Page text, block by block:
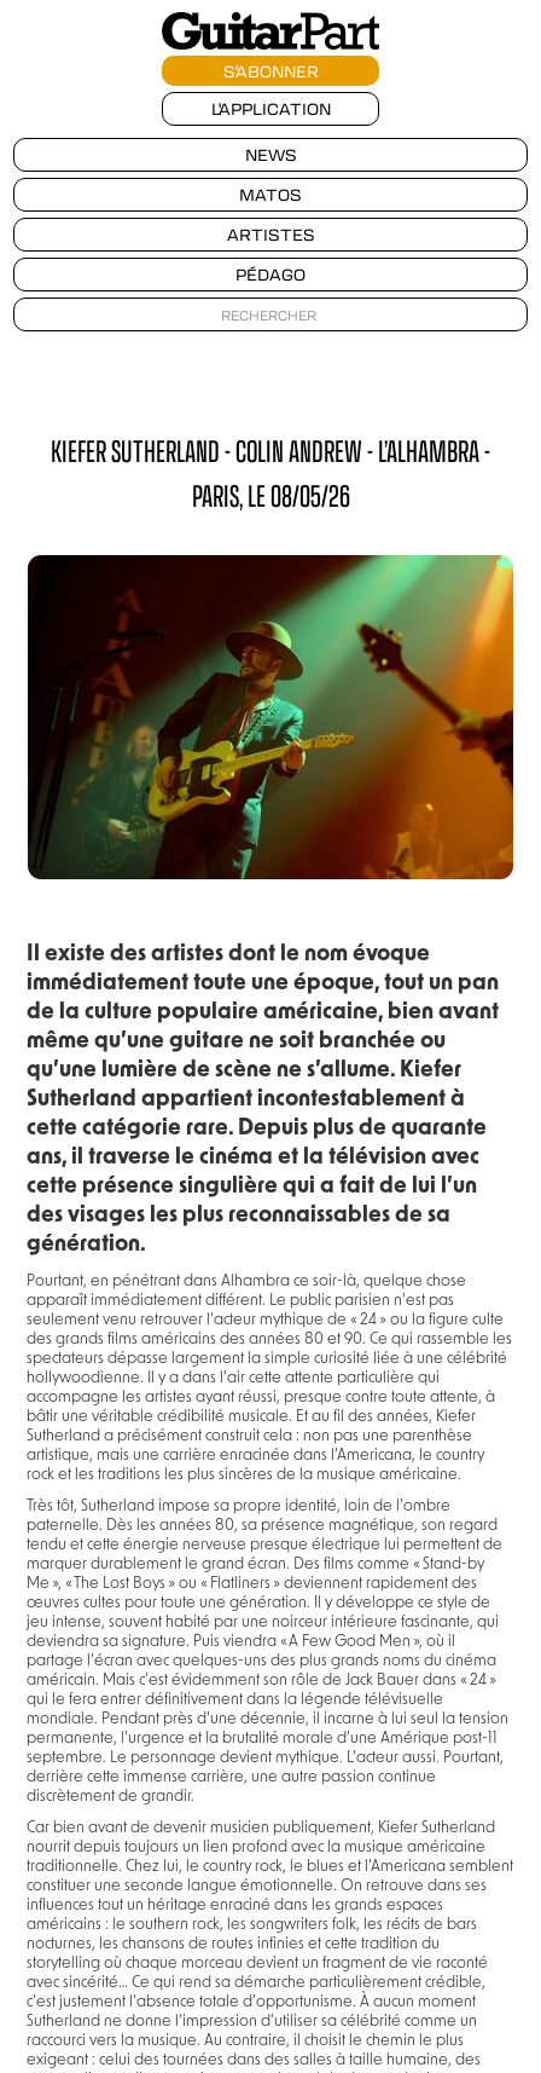
S'ABONNER
L'APPLICATION
NEWS
MATOS
ARTISTES
PÉDAGO
KIEFER SUTHERLAND - COLIN ANDREW - L’ALHAMBRA -
PARIS, LE 08/05/26
Il existe des artistes dont le nom évoque
immédiatement toute une époque, tout un pan
de la culture populaire américaine, bien avant
même qu’une guitare ne soit branchée ou
qu’une lumière de scène ne s’allume. Kiefer
Sutherland appartient incontestablement à
cette catégorie rare. Depuis plus de quarante
ans, il traverse le cinéma et la télévision avec
cette présence singulière qui a fait de lui l’un
des visages les plus reconnaissables de sa
génération.
Pourtant, en pénétrant dans Alhambra ce soir-là, quelque chose
apparaît immédiatement différent. Le public parisien n’est pas
seulement venu retrouver l’acteur mythique de « 24 » ou la figure culte
des grands films américains des années 80 et 90. Ce qui rassemble les
spectateurs dépasse largement la simple curiosité liée à une célébrité
hollywoodienne. Il y a dans l’air cette attente particulière qui
accompagne les artistes ayant réussi, presque contre toute attente, à
bâtir une véritable crédibilité musicale. Et au fil des années, Kiefer
Sutherland a précisément construit cela : non pas une parenthèse
artistique, mais une carrière enracinée dans l’Americana, le country
rock et les traditions les plus sincères de la musique américaine.
Très tôt, Sutherland impose sa propre identité, loin de l’ombre
paternelle. Dès les années 80, sa présence magnétique, son regard
tendu et cette énergie nerveuse presque électrique lui permettent de
marquer durablement le grand écran. Des films comme « Stand-by
Me », « The Lost Boys » ou « Flatliners » deviennent rapidement des
œuvres cultes pour toute une génération. Il y développe ce style de
jeu intense, souvent habité par une noirceur intérieure fascinante, qui
deviendra sa signature. Puis viendra « A Few Good Men », où il
partage l’écran avec quelques-uns des plus grands noms du cinéma
américain. Mais c’est évidemment son rôle de Jack Bauer dans « 24 »
qui le fera entrer définitivement dans la légende télévisuelle
mondiale. Pendant près d’une décennie, il incarne à lui seul la tension
permanente, l’urgence et la brutalité morale d’une Amérique post-11
septembre. Le personnage devient mythique. L’acteur aussi. Pourtant,
derrière cette immense carrière, une autre passion continue
discrètement de grandir.
Car bien avant de devenir musicien publiquement, Kiefer Sutherland
nourrit depuis toujours un lien profond avec la musique américaine
traditionnelle. Chez lui, le country rock, le blues et l’Americana semblent
constituer une seconde langue émotionnelle. On retrouve dans ses
influences tout un héritage enraciné dans les grands espaces
américains : le southern rock, les songwriters folk, les récits de bars
nocturnes, les chansons de routes infinies et cette tradition du
storytelling où chaque morceau devient un fragment de vie raconté
avec sincérité… Ce qui rend sa démarche particulièrement crédible,
c’est justement l’absence totale d’opportunisme. À aucun moment
Sutherland ne donne l’impression d’utiliser sa célébrité comme un
raccourci vers la musique. Au contraire, il choisit le chemin le plus
exigeant : celui des tournées dans des salles à taille humaine, des